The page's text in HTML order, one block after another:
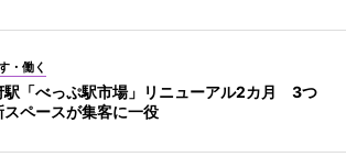
・働く
駅「べっぷ駅市場」リニューアル2カ月 3つ
スペースが集客に一役